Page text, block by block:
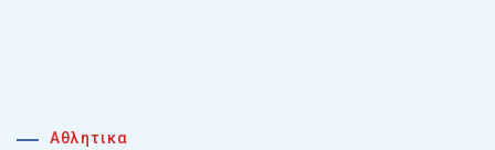
Αθλητικα